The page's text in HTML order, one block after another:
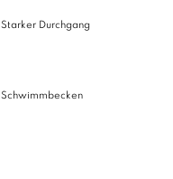
Starker Durchgang
Schwimmbecken